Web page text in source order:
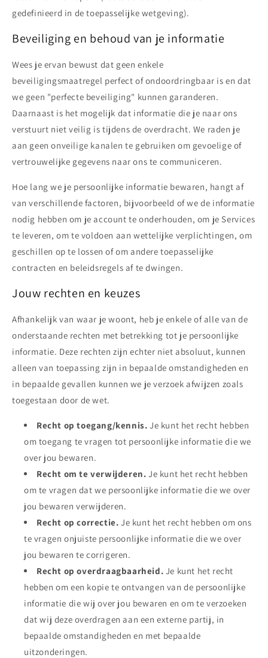
gedefinieerd in de toepasselijke wetgeving).
Beveiliging en behoud van je informatie
Wees je ervan bewust dat geen enkele
beveiligingsmaatregel perfect of ondoordringbaar is en dat
we geen "perfecte beveiliging" kunnen garanderen.
Daarnaast is het mogelijk dat informatie die je naar ons
verstuurt niet veilig is tijdens de overdracht. We raden je
aan geen onveilige kanalen te gebruiken om gevoelige of
vertrouwelijke gegevens naar ons te communiceren.
Hoe lang we je persoonlijke informatie bewaren, hangt af
van verschillende factoren, bijvoorbeeld of we de informatie
nodig hebben om je account te onderhouden, om je Services
te leveren, om te voldoen aan wettelijke verplichtingen, om
geschillen op te lossen of om andere toepasselijke
contracten en beleidsregels af te dwingen.
Jouw rechten en keuzes
Afhankelijk van waar je woont, heb je enkele of alle van de
onderstaande rechten met betrekking tot je persoonlijke
informatie. Deze rechten zijn echter niet absoluut, kunnen
alleen van toepassing zijn in bepaalde omstandigheden en
in bepaalde gevallen kunnen we je verzoek afwijzen zoals
toegestaan door de wet.
Recht op toegang/kennis. Je kunt het recht hebben
om toegang te vragen tot persoonlijke informatie die we
over jou bewaren.
Recht om te verwijderen. Je kunt het recht hebben
om te vragen dat we persoonlijke informatie die we over
jou bewaren verwijderen.
Recht op correctie. Je kunt het recht hebben om ons
te vragen onjuiste persoonlijke informatie die we over
jou bewaren te corrigeren.
Recht op overdraagbaarheid. Je kunt het recht
hebben om een kopie te ontvangen van de persoonlijke
informatie die wij over jou bewaren en om te verzoeken
dat wij deze overdragen aan een externe partij, in
bepaalde omstandigheden en met bepaalde
uitzonderingen.